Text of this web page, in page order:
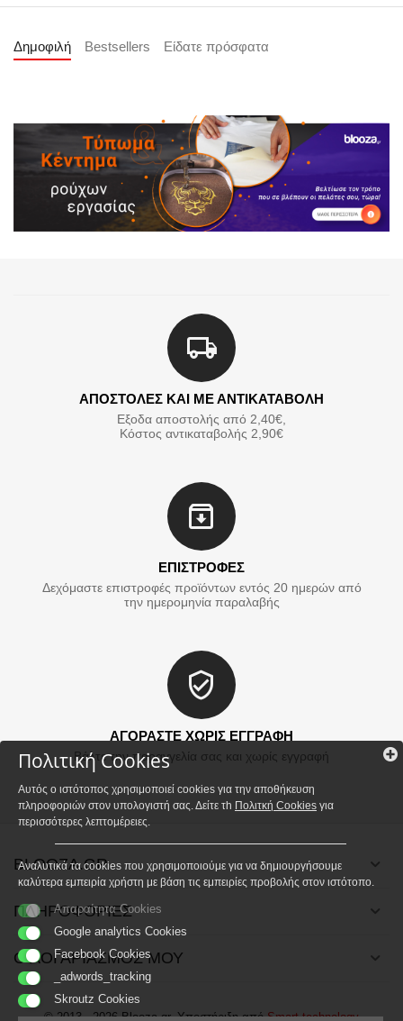
Δημοφιλή Bestsellers Είδατε πρόσφατα
ΑΠΟΣΤΟΛΕΣ ΚΑΙ ΜΕ ΑΝΤΙΚΑΤΑΒΟΛΗ
Εξοδα αποστολής από 2,40€,
Κόστος αντικαταβολής 2,90€
ΕΠΙΣΤΡΟΦΕΣ
Δεχόμαστε επιστροφές προϊόντων εντός 20 ημερών από
την ημερομηνία παραλαβής
ΑΓΟΡΑΣΤΕ ΧΩΡΙΣ ΕΓΓΡΑΦΗ
Βάλτε την παραγγελία σας και χωρίς εγγραφή
BLOOZA.GR
ΠΛΗΡΟΦΟΡΙΕΣ
Ο ΛΟΓΑΡΙΑΣΜΟΣ ΜΟΥ
© 2013 - 2026 Blooza.gr. Υποστήριξη απόSmart technology
Πολιτική Cookies
Αυτός ο ιστότοπος χρησιμοποιεί cookies για την αποθήκευση
πληροφοριών στον υπολογιστή σας. Δείτε τh Πολιτκή Cookies για
περισσότερες λεπτομέρειες.
Αναλυτικά τα cookies που χρησιμοποιούμε για να δημιουργήσουμε
καλύτερα εμπειρία χρήστη με βάση τις εμπειρίες προβολής στον ιστότοπο.
Απαραίτητα Cookies
Google analytics Cookies
Facebook Cookies
_adwords_tracking
Skroutz Cookies